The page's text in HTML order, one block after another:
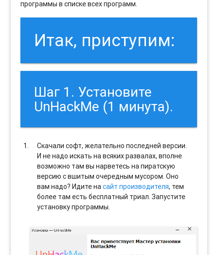
программы в списке всех программ.
Итак, приступим:
Шаг 1. Установите
UnHackMe (1 минута).
Скачали софт, желательно последней версии.
И не надо искать на всяких развалах, вполне
возможно там вы нарветесь на пиратскую
версию с вшитым очередным мусором. Оно
вам надо? Идите насайт производителя, тем
более там есть бесплатный триал. Запустите
установку программы.